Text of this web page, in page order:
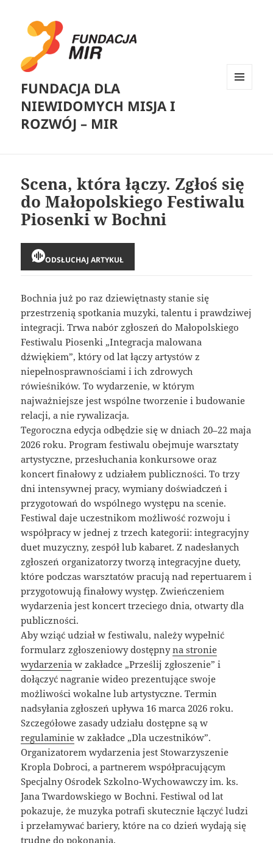
FUNDACJA DLA
NIEWIDOMYCH MISJA I
ROZWÓJ – MIR
Scena, która łączy. Zgłoś się
do Małopolskiego Festiwalu
Piosenki w Bochni
ODSŁUCHAJ ARTYKUŁ
Bochnia już po raz dziewiętnasty stanie się
przestrzenią spotkania muzyki, talentu i prawdziwej
integracji. Trwa nabór zgłoszeń do Małopolskiego
Festiwalu Piosenki „Integracja malowana
dźwiękiem”, który od lat łączy artystów z
niepełnosprawnościami i ich zdrowych
rówieśników. To wydarzenie, w którym
najważniejsze jest wspólne tworzenie i budowanie
relacji, a nie rywalizacja.
Tegoroczna edycja odbędzie się w dniach 20–22 maja
2026 roku. Program festiwalu obejmuje warsztaty
artystyczne, przesłuchania konkursowe oraz
koncert finałowy z udziałem publiczności. To trzy
dni intensywnej pracy, wymiany doświadczeń i
przygotowań do wspólnego występu na scenie.
Festiwal daje uczestnikom możliwość rozwoju i
współpracy w jednej z trzech kategorii: integracyjny
duet muzyczny, zespół lub kabaret. Z nadesłanych
zgłoszeń organizatorzy tworzą integracyjne duety,
które podczas warsztatów pracują nad repertuarem i
przygotowują finałowy występ. Zwieńczeniem
wydarzenia jest koncert trzeciego dnia, otwarty dla
publiczności.
Aby wziąć udział w festiwalu, należy wypełnić
formularz zgłoszeniowy dostępnyna stronie
wydarzenia w zakładce „Prześlij zgłoszenie” i
dołączyć nagranie wideo prezentujące swoje
możliwości wokalne lub artystyczne. Termin
nadsyłania zgłoszeń upływa 16 marca 2026 roku.
Szczegółowe zasady udziału dostępne są w
regulaminie w zakładce „Dla uczestników”.
Organizatorem wydarzenia jest Stowarzyszenie
Kropla Dobroci, a partnerem współpracującym
Specjalny Ośrodek Szkolno-Wychowawczy im. ks.
Jana Twardowskiego w Bochni. Festiwal od lat
pokazuje, że muzyka potrafi skutecznie łączyć ludzi
i przełamywać bariery, które na co dzień wydają się
trudne do pokonania.